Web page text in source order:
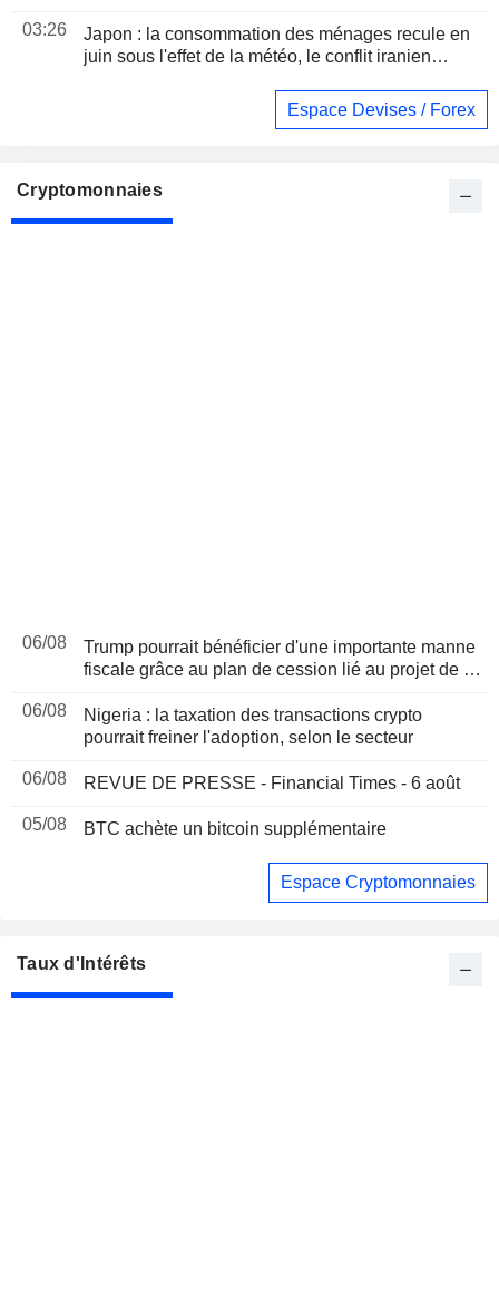
03:26
Japon : la consommation des ménages recule en
juin sous l'effet de la météo, le conflit iranien
Espace Devises / Forex
Cryptomonnaies
06/08
Trump pourrait bénéficier d'une importante manne
fiscale grâce au plan de cession lié au projet de loi
06/08
Nigeria : la taxation des transactions crypto
pourrait freiner l'adoption, selon le secteur
06/08 REVUE DE PRESSE - Financial Times - 6 août
05/08 BTC achète un bitcoin supplémentaire
Espace Cryptomonnaies
Taux d'Intérêts